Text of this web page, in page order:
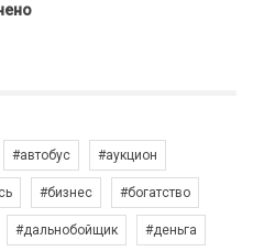
#автобус #аукцион
#бизнес #богатство
#дальнобойщик #деньга